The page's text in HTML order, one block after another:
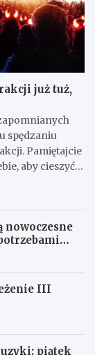
już tuż,
spędzaniu
Pamiętajcie
aby cieszyć…
III
piątek